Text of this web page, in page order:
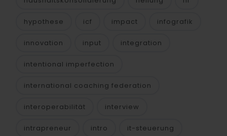
hypothese icf impact infografik
innovation input integration
intentional imperfection
international coaching federation
interoperabilität interview
intrapreneur intro it-steuerung